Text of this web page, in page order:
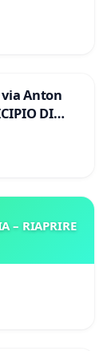
Anton
DI
– RIAPRIRE